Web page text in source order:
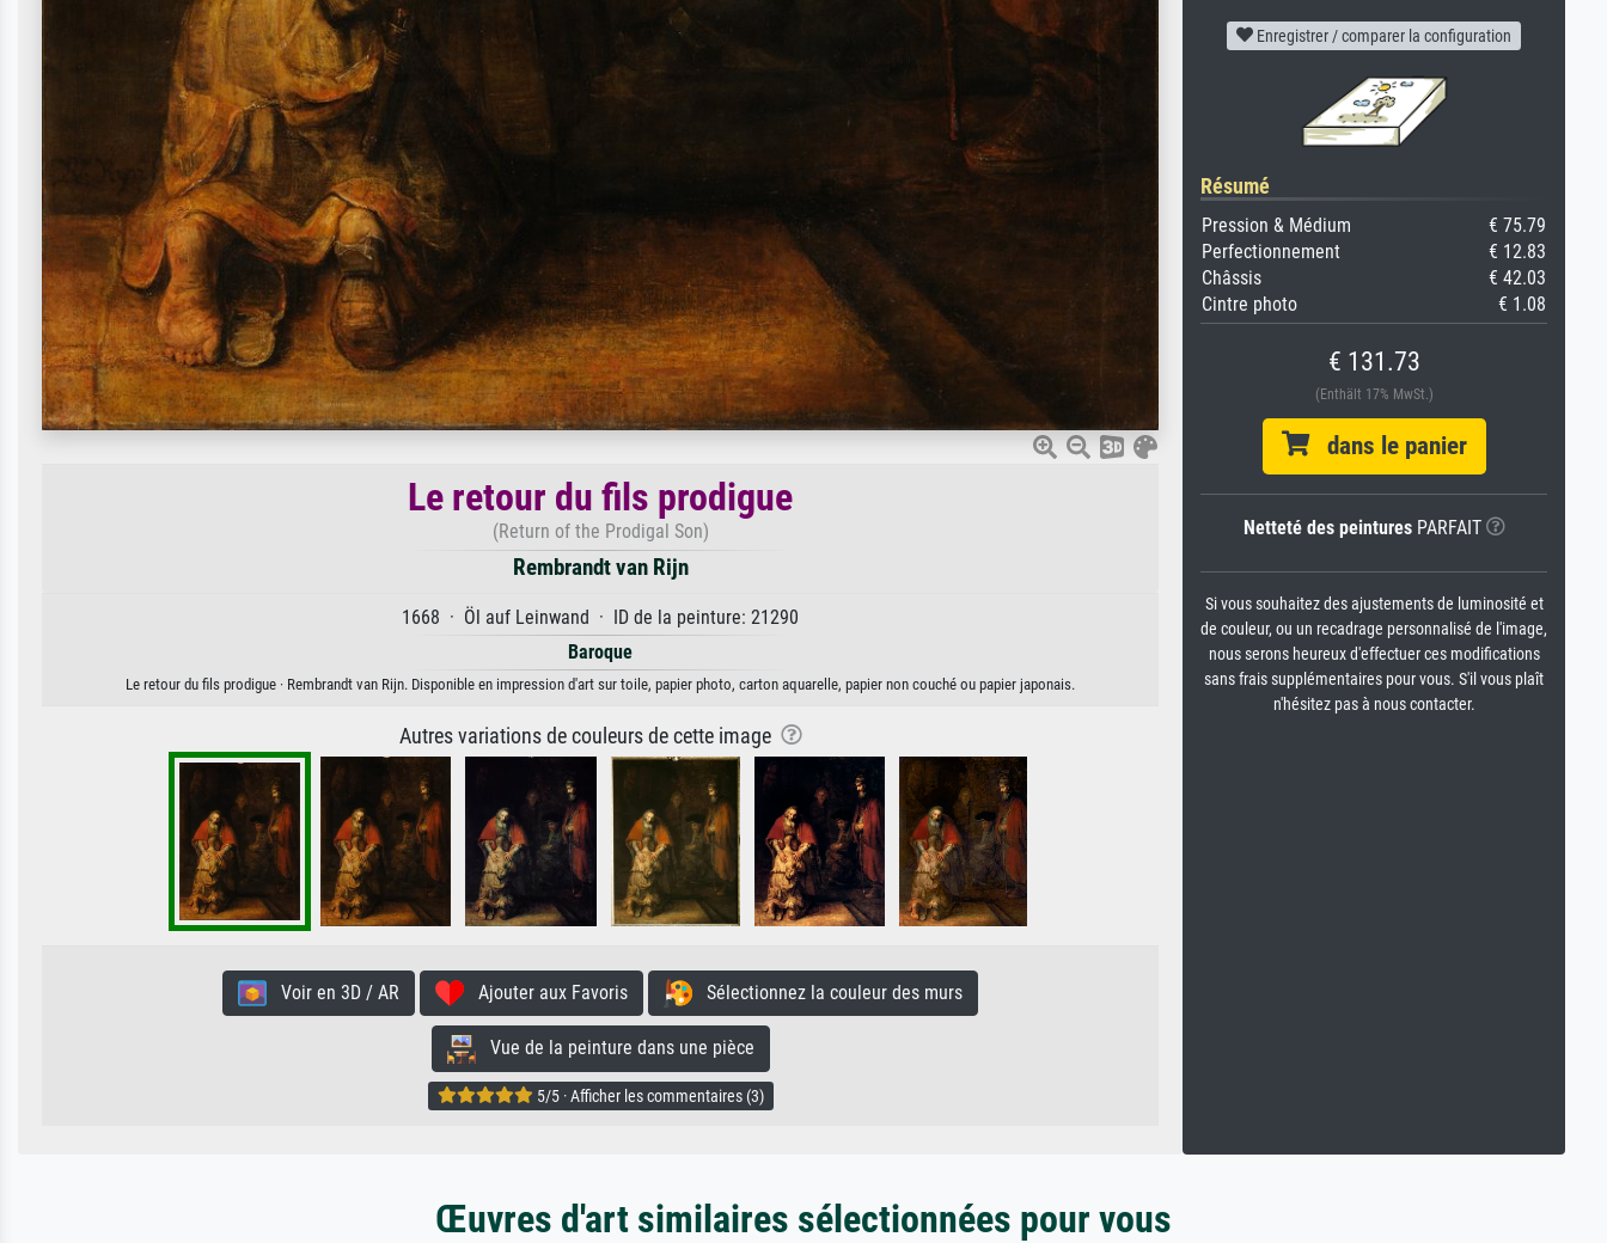
Le retour du fils prodigue
(Return of the Prodigal Son)
Rembrandt van Rijn
1668 · Öl auf Leinwand · ID de la peinture: 21290
Baroque
Le retour du fils prodigue · Rembrandt van Rijn. Disponible en impression d'art sur toile, papier photo, carton aquarelle, papier non couché ou papier japonais.
Autres variations de couleurs de cette image
Voir en 3D / AR Ajouter aux Favoris Sélectionnez la couleur des murs
Vue de la peinture dans une pièce
5/5 · Afficher les commentaires (3)
Enregistrer / comparer la configuration
Résumé
Pression & Médium
€ 75.79
Perfectionnement
€ 12.83
Châssis
€ 42.03
Cintre photo
€ 1.08
€ 131.73
(Enthält 17% MwSt.)
dans le panier
Netteté des peinturesPARFAIT
Si vous souhaitez des ajustements de luminosité et
de couleur, ou un recadrage personnalisé de l'image,
nous serons heureux d'effectuer ces modifications
sans frais supplémentaires pour vous. S'il vous plaît
n'hésitez pas à nous contacter.
Œuvres d'art similaires sélectionnées pour vous